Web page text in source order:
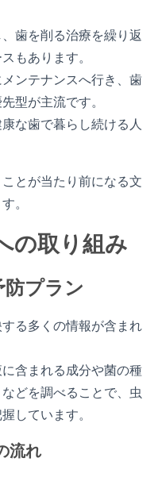
歯を削る治療を繰り返
もあります。
ンテナンスへ行き、歯
型が主流です。
な歯で暮らし続ける人
とが当たり前になる文
。
の取り組み
防プラン
る多くの情報が含まれ
含まれる成分や菌の種
どを調べることで、虫
しています。
流れ